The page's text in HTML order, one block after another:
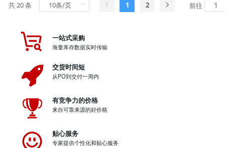
共 20 条 1 2 前往
一站式采购
海量库存数据实时传输
交货时间短
从PO到交付一周内
有竞争力的价格
来自可靠来源的好价格
贴心服务
专家提供个性化和贴心服务